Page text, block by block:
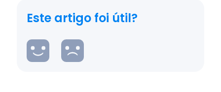
Este artigo foi útil?